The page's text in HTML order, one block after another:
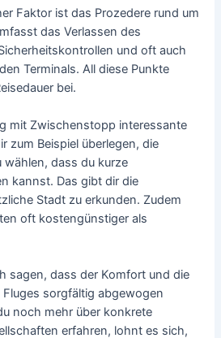
Faktor ist das Prozedere rund um
das Verlassen des
und oft auch
Terminals. All diese Punkte
bei.
mit Zwischenstopp interessante
zum Beispiel überlegen, die
dass du kurze
kannst. Das gibt dir die
Stadt zu erkunden. Zudem
oft kostengünstiger als
sagen, dass der Komfort und die
sorgfältig abgewogen
noch mehr über konkrete
erfahren, lohnt es sich,